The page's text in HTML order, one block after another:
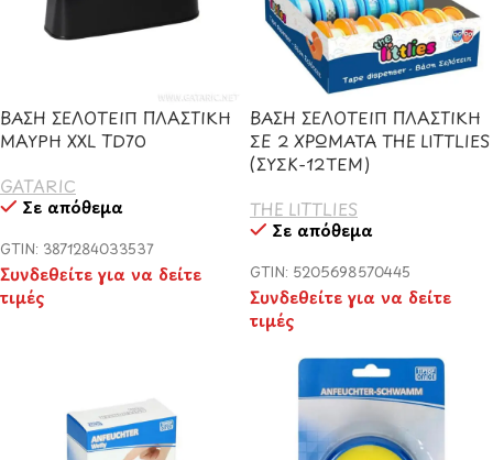
ΒΑΣΗ ΣΕΛΟΤΕΙΠ ΠΛΑΣΤΙΚΗ
ΜΑΥΡΗ XXL TD70
GATARIC
Σε απόθεμα
GTIN: 3871284033537
Συνδεθείτε για να δείτε
τιμές
ΒΑΣΗ ΣΕΛΟΤΕΙΠ ΠΛΑΣΤΙΚΗ
ΣΕ 2 ΧΡΩΜΑΤΑ THE LITTLIES
(ΣΥΣΚ-12ΤΕΜ)
THE LITTLIES
Σε απόθεμα
GTIN: 5205698570445
Συνδεθείτε για να δείτε
τιμές